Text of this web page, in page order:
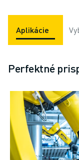
Aplikácie
Perfektné